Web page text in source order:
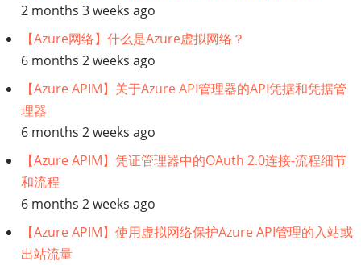
图
指
南
(7):
信
息
结
2 months 3 weeks ago
【Azure网络】什么是Azure虚拟网络？
6 months 2 weeks ago
【Azure APIM】关于Azure API管理器的API凭据和凭据管
理器
6 months 2 weeks ago
【Azure APIM】凭证管理器中的OAuth 2.0连接-流程细节
和流程
6 months 2 weeks ago
【Azure APIM】使用虚拟网络保护Azure API管理的入站或
出站流量